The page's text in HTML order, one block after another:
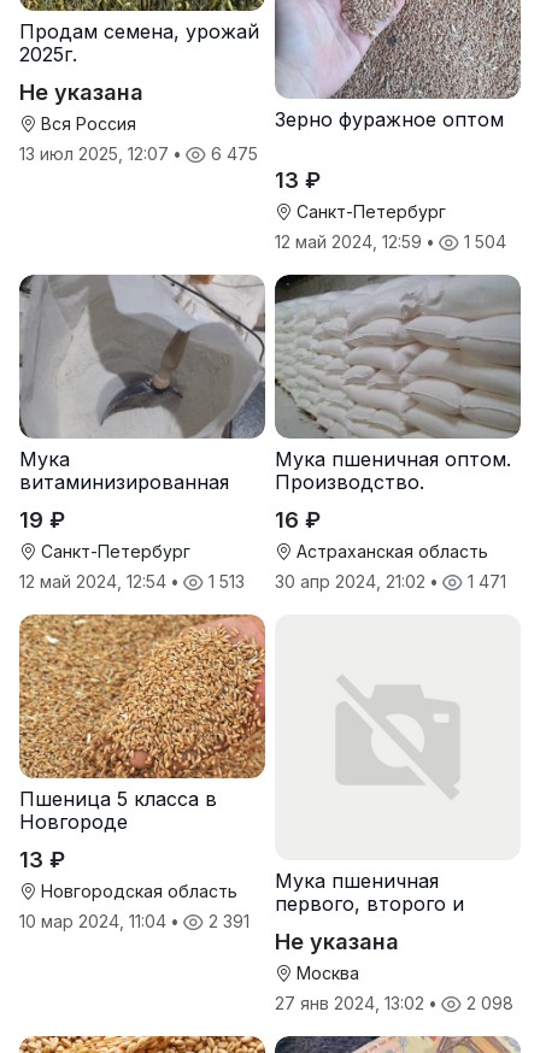
Продам семена, урожай
2025г.
Не указана
Вся Россия
13 июл 2025, 12:07 • 6 475
Зерно фуражное оптом
13 ₽
Санкт-Петербург
12 май 2024, 12:59 • 1 504
Мука
витаминизированная
19 ₽
Санкт-Петербург
12 май 2024, 12:54 • 1 513
Мука пшеничная оптом.
Производство.
16 ₽
Астраханская область
30 апр 2024, 21:02 • 1 471
Пшеница 5 класса в
Новгороде
13 ₽
Новгородская область
10 мар 2024, 11:04 • 2 391
Мука пшеничная
первого, второго и
Не указана
Москва
27 янв 2024, 13:02 • 2 098